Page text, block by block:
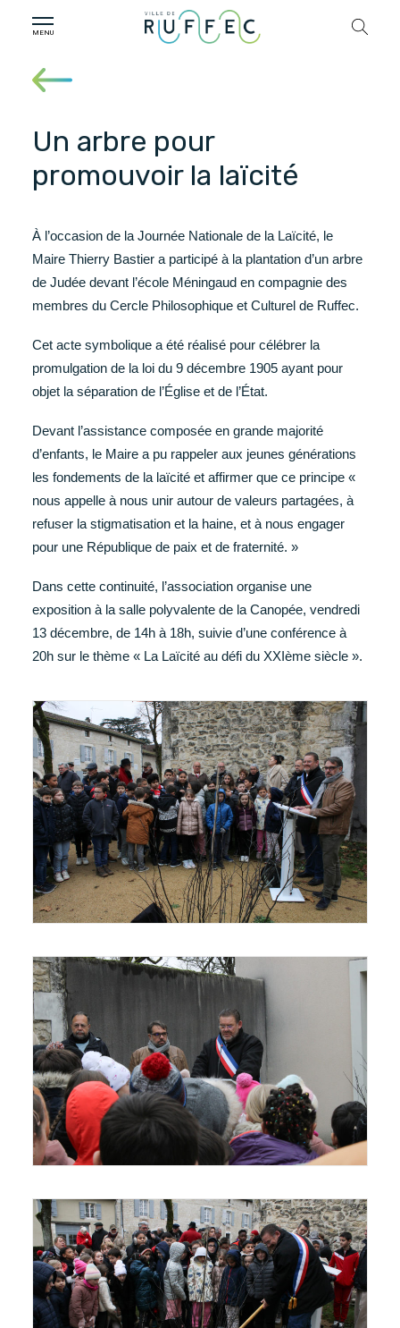
Un arbre pour
promouvoir la laïcité
À l’occasion de la Journée Nationale de la Laïcité, le
Maire Thierry Bastier a participé à la plantation d’un arbre
de Judée devant l’école Méningaud en compagnie des
membres du Cercle Philosophique et Culturel de Ruffec.
Cet acte symbolique a été réalisé pour célébrer la
promulgation de la loi du 9 décembre 1905 ayant pour
objet la séparation de l’Église et de l’État.
Devant l’assistance composée en grande majorité
d’enfants, le Maire a pu rappeler aux jeunes générations
les fondements de la laïcité et affirmer que ce principe «
nous appelle à nous unir autour de valeurs partagées, à
refuser la stigmatisation et la haine, et à nous engager
pour une République de paix et de fraternité. »
Dans cette continuité, l’association organise une
exposition à la salle polyvalente de la Canopée, vendredi
13 décembre, de 14h à 18h, suivie d’une conférence à
20h sur le thème « La Laïcité au défi du XXIème siècle ».